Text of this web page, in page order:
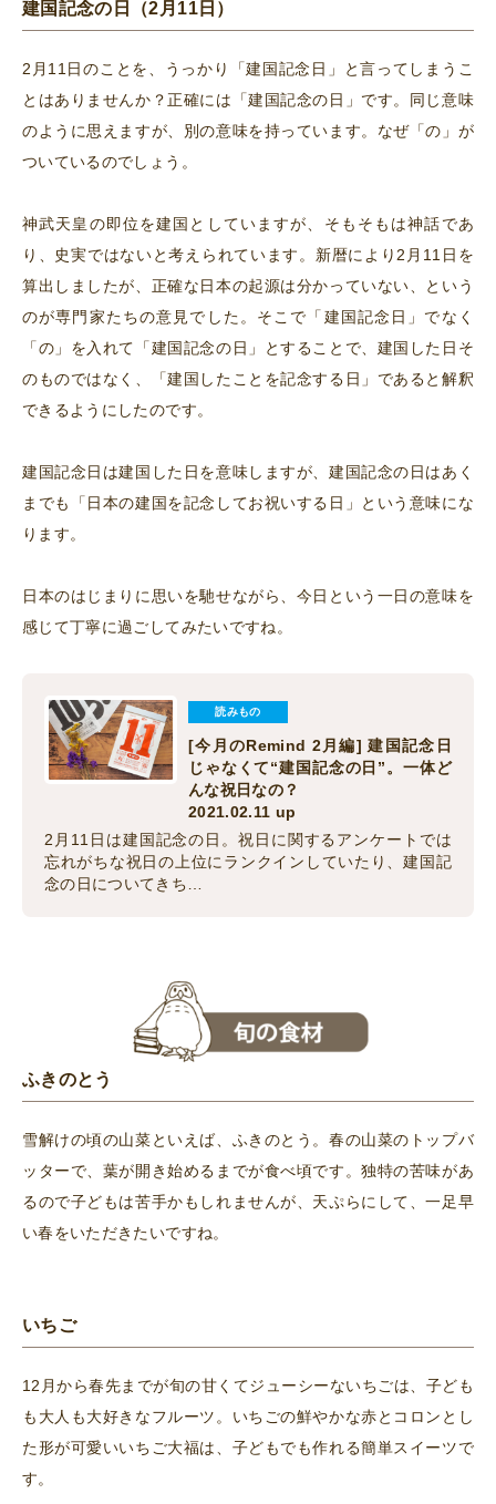
建国記念の日（2月11日）
2月11日のことを、うっかり「建国記念日」と言ってしまうこ
とはありませんか？正確には「建国記念の日」です。同じ意味
のように思えますが、別の意味を持っています。なぜ「の」が
ついているのでしょう。
神武天皇の即位を建国としていますが、そもそもは神話であ
り、史実ではないと考えられています。新暦により2月11日を
算出しましたが、正確な日本の起源は分かっていない、という
のが専門家たちの意見でした。そこで「建国記念日」でなく
「の」を入れて「建国記念の日」とすることで、建国した日そ
のものではなく、「建国したことを記念する日」であると解釈
できるようにしたのです。
建国記念日は建国した日を意味しますが、建国記念の日はあく
までも「日本の建国を記念してお祝いする日」という意味にな
ります。
日本のはじまりに思いを馳せながら、今日という一日の意味を
感じて丁寧に過ごしてみたいですね。
読みもの
[今月のRemind 2月編] 建国記念日
じゃなくて“建国記念の日”。一体ど
んな祝日なの？
2021.02.11 up
2月11日は建国記念の日。祝日に関するアンケートでは
忘れがちな祝日の上位にランクインしていたり、建国記
念の日についてきち…
ふきのとう
雪解けの頃の山菜といえば、ふきのとう。春の山菜のトップバ
ッターで、葉が開き始めるまでが食べ頃です。独特の苦味があ
るので子どもは苦手かもしれませんが、天ぷらにして、一足早
い春をいただきたいですね。
いちご
12月から春先までが旬の甘くてジューシーないちごは、子ども
も大人も大好きなフルーツ。いちごの鮮やかな赤とコロンとし
た形が可愛いいちご大福は、子どもでも作れる簡単スイーツで
す。